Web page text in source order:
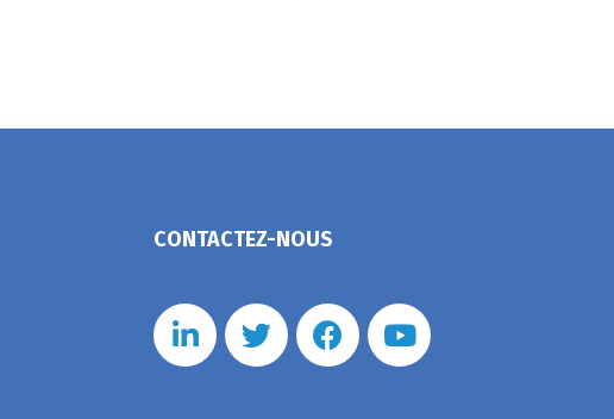
CONTACTEZ-NOUS